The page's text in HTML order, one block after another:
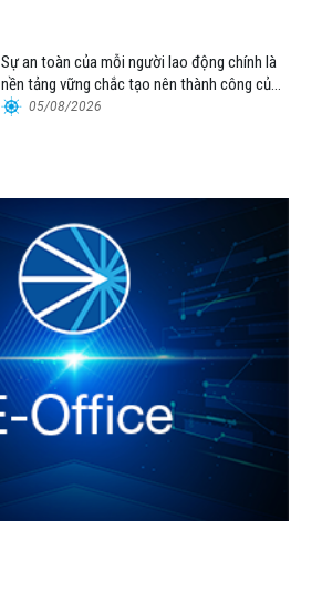
Sự an toàn của mỗi người lao động chính là
nền tảng vững chắc tạo nên thành công của
Cảng Đà Nẵng
05/08/2026